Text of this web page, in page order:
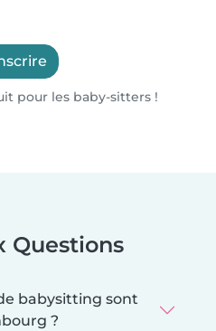
pour les baby-sitters !
Questions
babysitting sont
?